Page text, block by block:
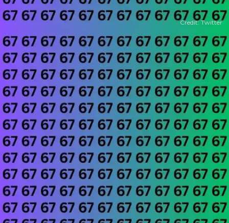
​67 की भीड़ में कहीं छिपा है 66​
इसी तस्वीर में 67 की भीड़ में कहीं न कहीं 66 भी छिपा हुआ है।
Credit: Twitter